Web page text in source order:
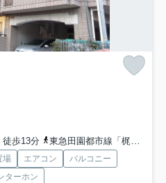
徒歩13分
東急田園都市線「梶が谷」駅 徒歩15分
場 エアコン
バルコニー
ターホン